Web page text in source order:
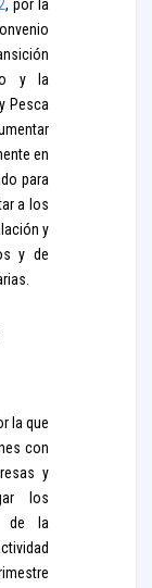
, por la
y la
Pesca
en
para
a los
y
y de
la que
con
y
los
de la